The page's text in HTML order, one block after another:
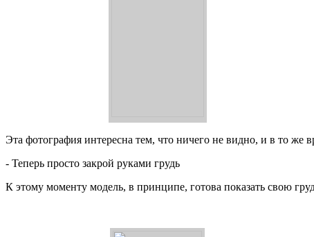
Эта фотография интересна тем, что ничего не видно, и в то же
- Теперь просто закрой руками грудь
К этому моменту модель, в принципе, готова показать свою